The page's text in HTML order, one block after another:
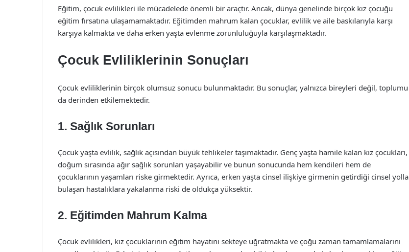
Eğitim, çocuk evlilikleri ile mücadelede önemli bir araçtır. Ancak, dünya genelinde birçok kız çocuğu
eğitim fırsatına ulaşamamaktadır. Eğitimden mahrum kalan çocuklar, evlilik ve aile baskılarıyla karşı
karşıya kalmakta ve daha erken yaşta evlenme zorunluluğuyla karşılaşmaktadır.
Çocuk Evliliklerinin Sonuçları
Çocuk evliliklerinin birçok olumsuz sonucu bulunmaktadır. Bu sonuçlar, yalnızca bireyleri değil, toplumu
da derinden etkilemektedir.
1. Sağlık Sorunları
Çocuk yaşta evlilik, sağlık açısından büyük tehlikeler taşımaktadır. Genç yaşta hamile kalan kız çocukları,
doğum sırasında ağır sağlık sorunları yaşayabilir ve bunun sonucunda hem kendileri hem de
çocuklarının yaşamları riske girmektedir. Ayrıca, erken yaşta cinsel ilişkiye girmenin getirdiği cinsel yolla
bulaşan hastalıklara yakalanma riski de oldukça yüksektir.
2. Eğitimden Mahrum Kalma
Çocuk evlilikleri, kız çocuklarının eğitim hayatını sekteye uğratmakta ve çoğu zaman tamamlamalarını